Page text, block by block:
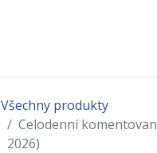
Všechny produkty
Celodenní
2026)